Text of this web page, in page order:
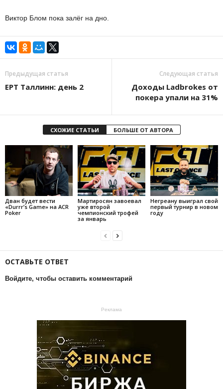
Виктор Блом пока залёг на дно.
Предыдущая статья
EPT Таллинн: день 2
Следующая статья
Доходы Ladbrokes от
покера упали на 31%
СХОЖИЕ СТАТЬИ БОЛЬШЕ ОТ АВТОРА
Дван будет вести
«Durrr’s Game» на ACR
Poker
Мартиросян завоевал
уже второй
чемпионский трофей
за январь
Негреану выиграл свой
первый турнир в новом
году
ОСТАВЬТЕ ОТВЕТ
Войдите, чтобы оставить комментарий
Реклама